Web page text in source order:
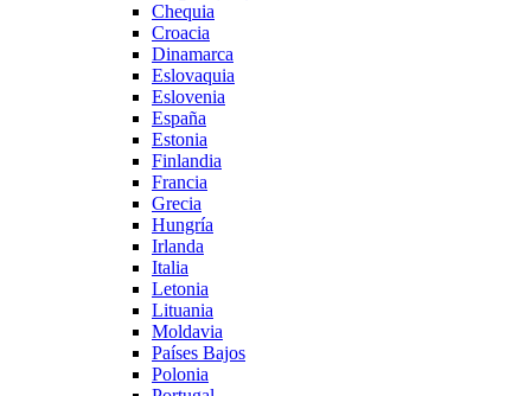
Chequia
Croacia
Dinamarca
Eslovaquia
Eslovenia
España
Estonia
Finlandia
Francia
Grecia
Hungría
Irlanda
Italia
Letonia
Lituania
Moldavia
Países Bajos
Polonia